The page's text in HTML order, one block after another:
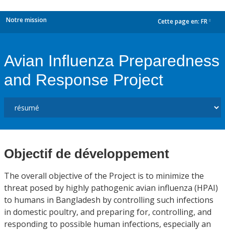
Notre mission Cette page en: FR
Avian Influenza Preparedness
and Response Project
Objectif de développement
The overall objective of the Project is to minimize the
threat posed by highly pathogenic avian influenza (HPAI)
to humans in Bangladesh by controlling such infections
in domestic poultry, and preparing for, controlling, and
responding to possible human infections, especially an